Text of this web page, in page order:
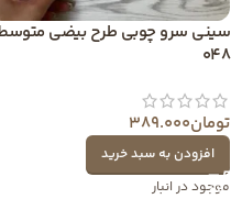
سینی سرو چوبی طرح بیضی
048
تومان389.000
افزودن به سبد خرید
موجود در انبار